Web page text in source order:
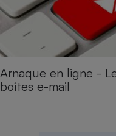
Arnaque en ligne -
boîtes e-mail